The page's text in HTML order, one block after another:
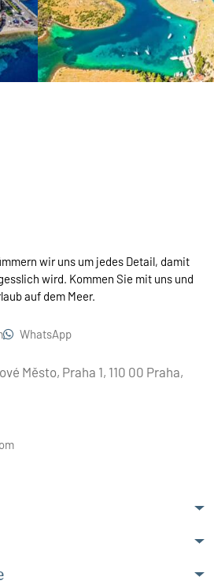
wir uns um jedes Detail, damit
wird. Kommen Sie mit uns und
auf dem Meer.
WhatsApp
Město, Praha 1, 110 00 Praha,